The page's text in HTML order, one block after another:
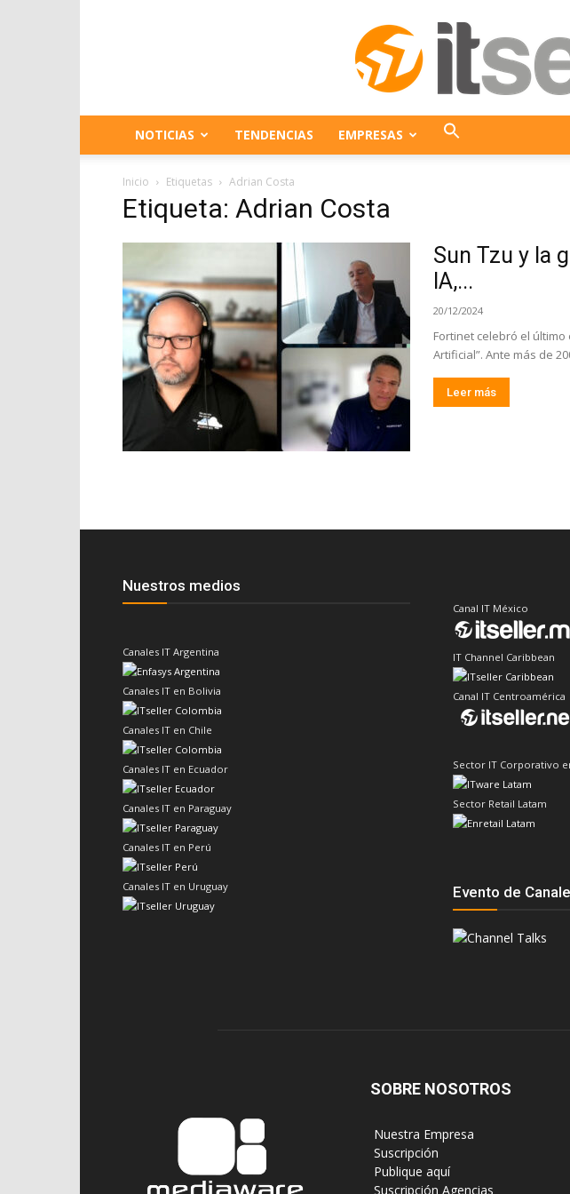
NOTICIAS TENDENCIAS EMPRESAS
Inicio Etiquetas Adrian Costa
Etiqueta: Adrian Costa
Sun Tzu y la
IA,...
20/12/2024
Fortinet celebró el
Artificial”. Ante más de
Leer más
Nuestros medios
Canales IT Argentina
Canales IT en Bolivia
Canales IT en Chile
Canales IT en Ecuador
Canales IT en Paraguay
Canales IT en Perú
Canales IT en Uruguay
Canal IT México
IT Channel Caribbean
Canal IT Centroamérica
Sector IT Corporativo
Sector Retail Latam
Evento de
SOBRE NOSOTROS
‎ Nuestra Empresa
‎ Suscripción
‎ Publique aquí
‎ Suscripción Agencias